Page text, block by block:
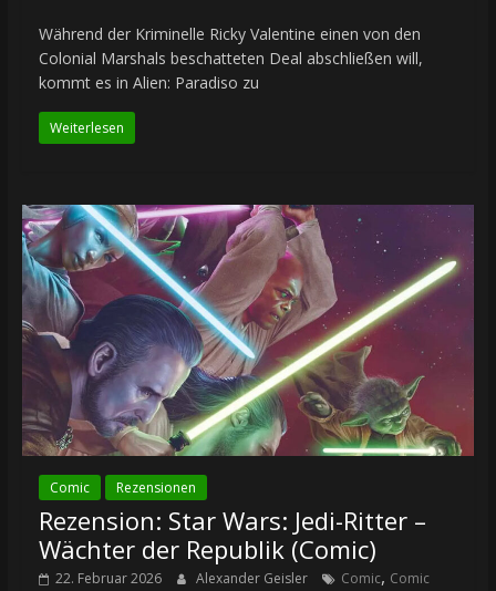
Während der Kriminelle Ricky Valentine einen von den
Colonial Marshals beschatteten Deal abschließen will,
kommt es in Alien: Paradiso zu
Weiterlesen
Comic Rezensionen
Rezension: Star Wars: Jedi-Ritter –
Wächter der Republik (Comic)
22. Februar 2026 Alexander Geisler Comic, Comic